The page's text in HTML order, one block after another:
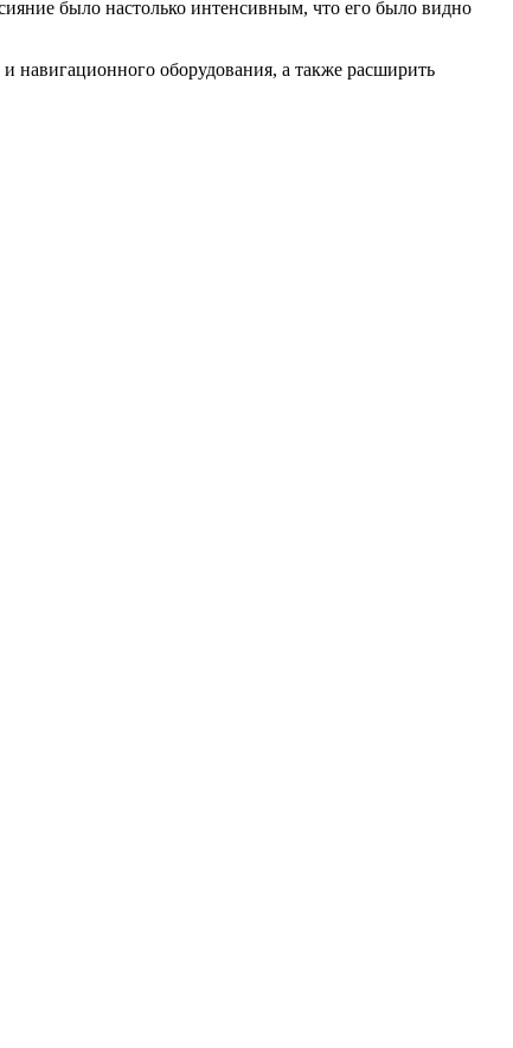
было настолько интенсивным, что его было видно
навигационного оборудования, а также расширить